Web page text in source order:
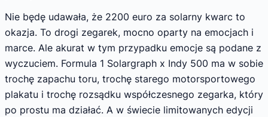
Nie będę udawała, że 2200 euro za solarny kwarc to
okazja. To drogi zegarek, mocno oparty na emocjach i
marce. Ale akurat w tym przypadku emocje są podane z
wyczuciem. Formula 1 Solargraph x Indy 500 ma w sobie
trochę zapachu toru, trochę starego motorsportowego
plakatu i trochę rozsądku współczesnego zegarka, który
po prostu ma działać. A w świecie limitowanych edycji